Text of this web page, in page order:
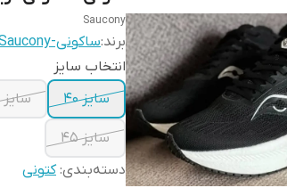
Saucony
برند:ساکونی-Saucony
انتخاب سایز
سایز ۴۰
سایز ۴۱
سایز ۴۵
دسته‌بندی:کتونی